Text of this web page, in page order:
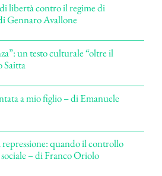
libertà contro il regime di
Gennaro Avallone
un testo culturale “oltre il
Saitta
a mio figlio – di Emanuele
repressione: quando il controllo
– di Franco Oriolo